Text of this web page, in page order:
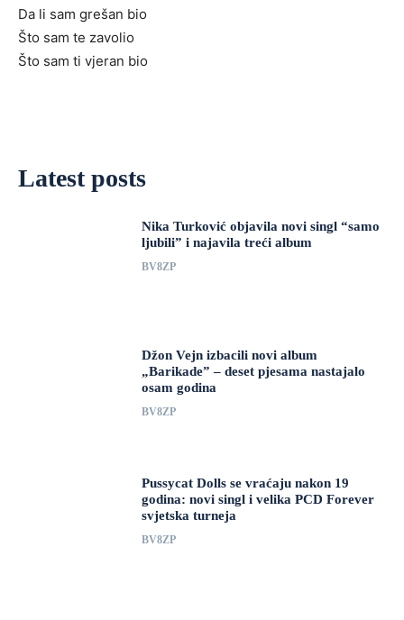
Da li sam grešan bio
Što sam te zavolio
Što sam ti vjeran bio
Latest posts
Nika Turković objavila novi singl “samo
ljubili” i najavila treći album
BV8ZP
Džon Vejn izbacili novi album
„Barikade” – deset pjesama nastajalo
osam godina
BV8ZP
Pussycat Dolls se vraćaju nakon 19
godina: novi singl i velika PCD Forever
svjetska turneja
BV8ZP